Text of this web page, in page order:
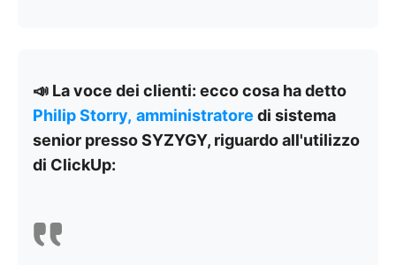
📣 La voce dei clienti: ecco cosa ha detto
Philip Storry, amministratore di sistema
senior presso SYZYGY, riguardo all'utilizzo
di ClickUp: